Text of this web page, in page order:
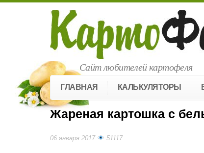
Сайт любителей картофеля
ГЛАВНАЯ КАЛЬКУЛЯТОРЫ
Жареная картошка с
06 января 2017 51117